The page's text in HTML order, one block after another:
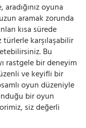
oyuna
aramak zorunda
kısa sürede
karşılaşabilir
Bu
rastgele bir deneyim
ve keyifli bir
oyun düzeniyle
bir oyun
siz değerli